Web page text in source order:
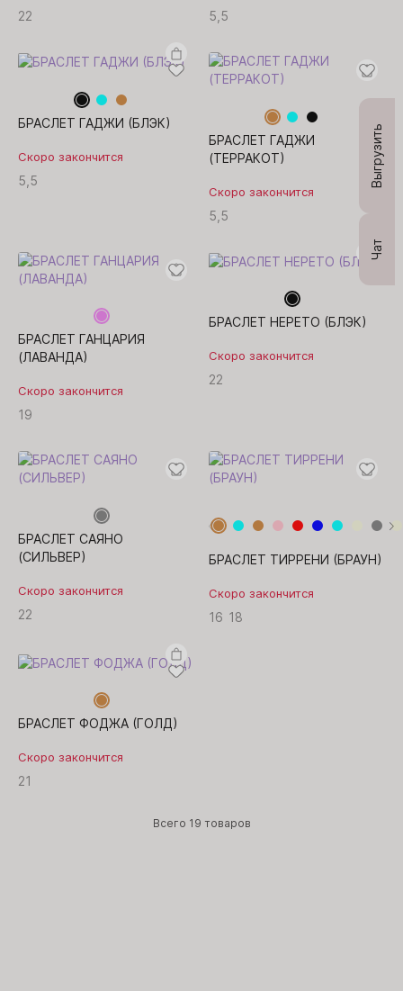
Чат
Выгрузить
22 5,5
БРАСЛЕТ ГАДЖИ (БЛЭК)
Скоро закончится
5,5
БРАСЛЕТ ГАДЖИ
(ТЕРРАКОТ)
Скоро закончится
5,5
БРАСЛЕТ ГАНЦАРИЯ
(ЛАВАНДА)
Скоро закончится
19
БРАСЛЕТ НЕРЕТО (БЛЭК)
Скоро закончится
22
БРАСЛЕТ САЯНО
(СИЛЬВЕР)
Скоро закончится
22
БРАСЛЕТ ТИРРЕНИ (БРАУН)
Скоро закончится
16 18
БРАСЛЕТ ФОДЖА (ГОЛД)
Скоро закончится
21
Всего 19 товаров